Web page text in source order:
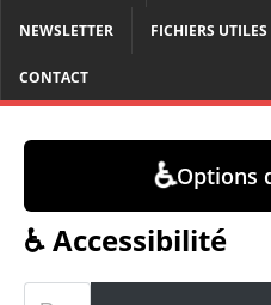
NEWSLETTER FICHIERS UTILES
CONTACT
♿Options
♿ Accessibilité